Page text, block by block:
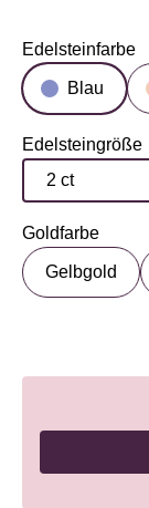
Edelsteinfarbe
auswählen
Blau
Edelsteingröße
auswählen
Goldfarbe
auswählen
Gelbgold